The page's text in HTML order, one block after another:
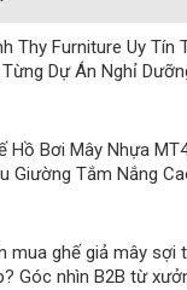
Thy Furniture Uy Tín
Dự Án Nghỉ
Hồ Bơi Mây Nhựa
Giường Tắm Nắng
mua ghế giả mây sợi
Góc nhìn B2B từ